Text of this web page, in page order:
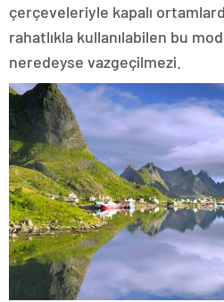
çerçeveleriyle kapalı
rahatlıkla kullanılabilen bu
neredeyse vazgeçilmezi.